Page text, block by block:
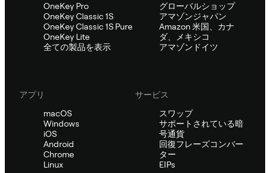
OneKey Pro
OneKey Classic 1S
OneKey Classic 1S Pure
OneKey Lite
全ての製品を表示
グローバルショップ
アマゾンジャパン
Amazon 米国、カナ
ダ、メキシコ
アマゾンドイツ
アプリ
macOS
Windows
iOS
Android
Chrome
Linux
サービス
スワップ
サポートされている暗
号通貨
回復フレーズコンバー
ター
EIPs